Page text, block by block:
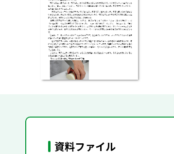
資料ファイル